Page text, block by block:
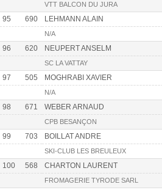
VTT BALCON DU JURA
95 690 LEHMANN ALAIN
N/A
96 620 NEUPERT ANSELM
SC LA VATTAY
97 505 MOGHRABI XAVIER
N/A
98 671 WEBER ARNAUD
CPB BESANÇON
99 703 BOILLAT ANDRE
SKI-CLUB LES BREULEUX
100 568 CHARTON LAURENT
FROMAGERIE TYRODE SARL